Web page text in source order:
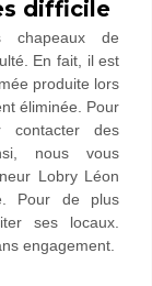
difficile
chapeaux de
En fait, il est
produite lors
éliminée. Pour
contacter des
nous vous
Lobry Léon
Pour de plus
ses locaux.
engagement.